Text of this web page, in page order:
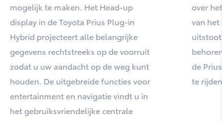
bZ4X
mogelijk te maken. Het Head-up
display in de Toyota Prius Plug-in
Hybrid projecteert alle belangrijke
gegevens rechtstreeks op de voorruit
zodat u uw aandacht op de weg kunt
houden. De uitgebreide functies voor
entertainment en navigatie vindt u in
het gebruiksvriendelijke centrale
over
van het
de
te